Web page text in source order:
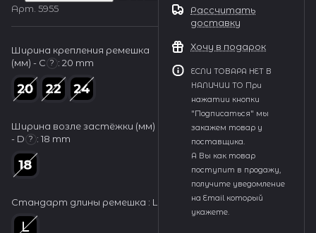
Арт. 5955
Ширина крепления ремешка
(мм) - С ? : 20 mm
Ширина возле застёжки (мм)
- D ? : 18 mm
Стандарт длины ремешка : L
Рассчитать
доставку
Хочу в подарок
ЕСЛИ ТОВАРА НЕТ В
НАЛИЧИИ ТО При
нажатии кнопки
"Подписаться" мы
закажем товар у
поставщика.
А Вы как товар
поступит в продажу,
получите уведомление
на Email который
укажете.